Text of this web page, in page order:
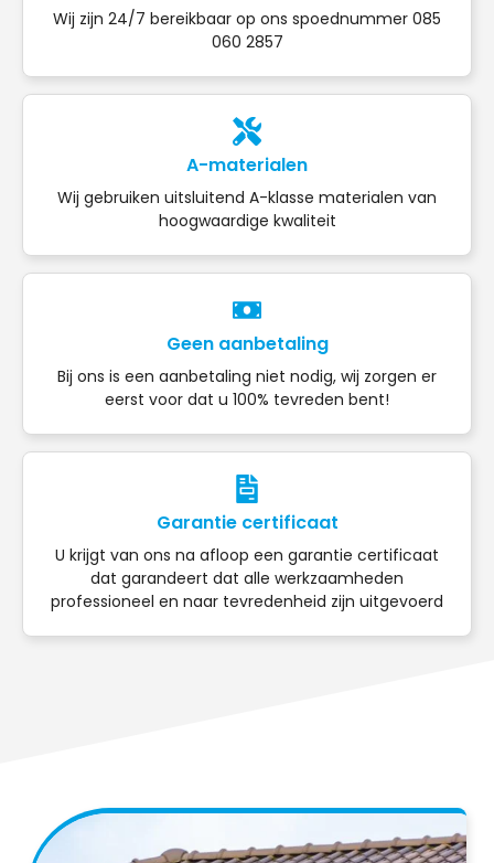
Wij zijn 24/7 bereikbaar op ons spoednummer 085
060 2857
A-materialen
Wij gebruiken uitsluitend A-klasse materialen van
hoogwaardige kwaliteit
Geen aanbetaling
Bij ons is een aanbetaling niet nodig, wij zorgen er
eerst voor dat u 100% tevreden bent!
Garantie certificaat
U krijgt van ons na afloop een garantie certificaat
dat garandeert dat alle werkzaamheden
professioneel en naar tevredenheid zijn uitgevoerd